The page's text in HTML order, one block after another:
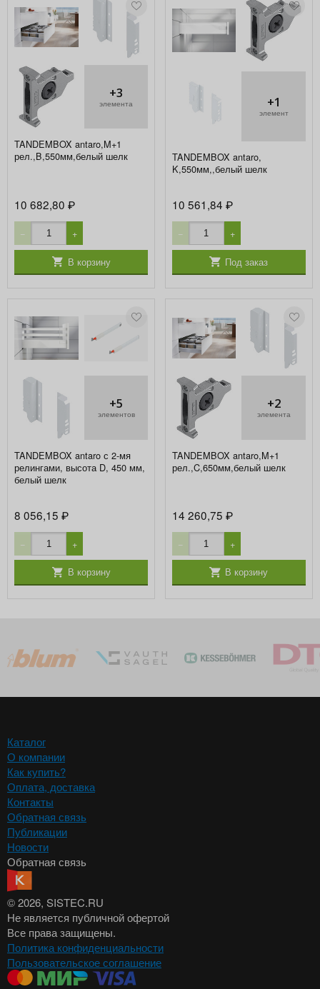
+3
элемента
TANDEMBOX antaro,M+1
рел.,B,550мм,белый шелк
10 682,80₽
− +
В корзину
+1
элемент
TANDEMBOX antaro,
K,550мм,,белый шелк
10 561,84 ₽
− +
Под заказ
+5
элементов
TANDEMBOX antaro с 2-мя
релингами, высота D, 450 мм,
белый шелк
8 056,15₽
− +
В корзину
+2
элемента
TANDEMBOX antaro,M+1
рел.,C,650мм,белый шелк
14 260,75 ₽
− +
В корзину
Каталог
О компании
Как купить?
Оплата, доставка
Контакты
Обратная связь
Публикации
Новости
Обратная связь
© 2026, SISTEC.RU
Не является публичной офертой
Все права защищены.
Политика конфиденциальности
Пользовательское соглашение